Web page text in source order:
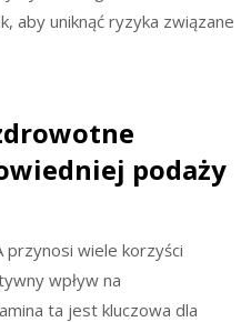
aby uniknąć ryzyka związane
podaży
przynosi wiele korzyści
wpływ na
ta jest kluczowa dla